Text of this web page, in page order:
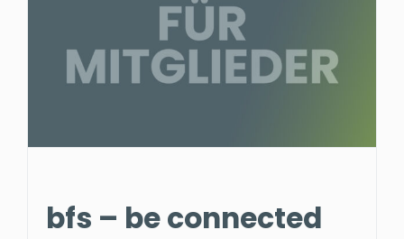
bfs – be connected